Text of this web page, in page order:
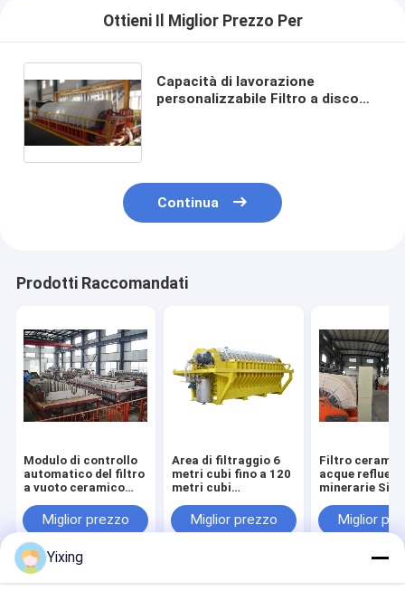
Ottieni Il Miglior Prezzo Per
Capacità di lavorazione
personalizzabile Filtro a disco
Continua
Prodotti Raccomandati
Modulo di controllo
automatico del filtro
a vuoto ceramico
l'industria mineraria
che fornisce
soluzioni di
filtrazione efficaci
Miglior prezzo
Area di filtraggio 6
metri cubi fino a 120
metri cubi
filtraggio a vuoto in
ceramica sistema di
Miglior prezzo
Filtro
acque reflue
minerarie
vuoto che
filtraggio
per la
acque reflue
Miglior
Casa Circa noi Contattaci
Desktop Site
Yixing